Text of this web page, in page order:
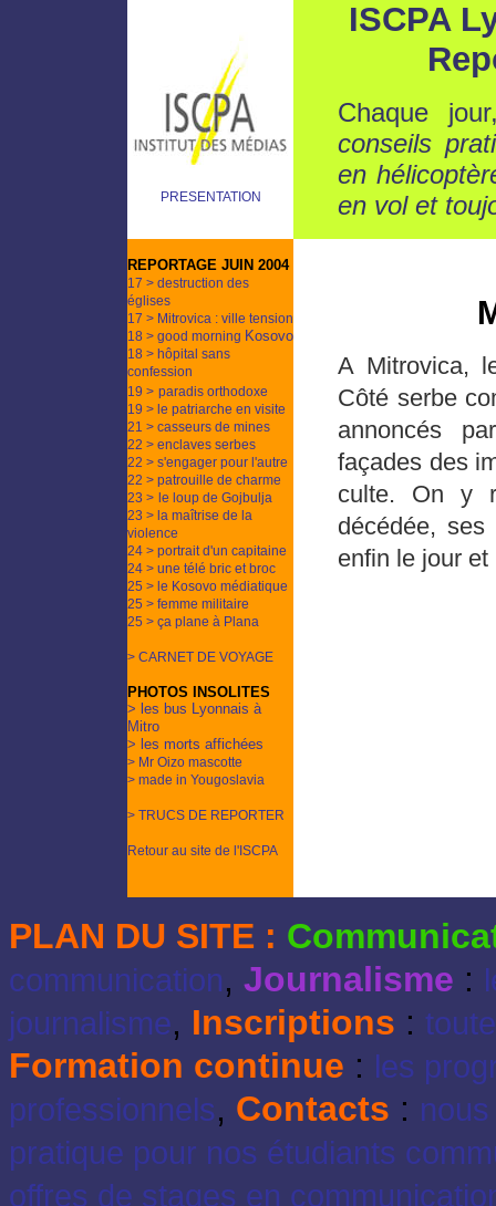
PRESENTATION
ISCPA
Chaque
conseils
en
en vol et
REPORTAGE JUIN 2004
17 > destruction des
églises
17 > Mitrovica : ville tension
18 > good morning Kosovo
18 > hôpital sans
confession
19 > paradis orthodoxe
19 > le patriarche en visite
21 > casseurs de mines
22 > enclaves serbes
22 > s'engager pour l'autre
22 > patrouille de charme
23 > le loup de Gojbulja
23 > la maîtrise de la
violence
24 > portrait d'un capitaine
24 > une télé bric et broc
25 > le Kosovo médiatique
25 > femme militaire
25 > ça plane à Plana
> CARNET DE VOYAGE
PHOTOS INSOLITES
> les bus Lyonnais à
Mitro
> les morts affichées
> Mr Oizo mascotte
> made in Yougoslavia
> TRUCS DE REPORTER
Retour au site de l'ISCPA
A Mitrovica,
Côté serbe
annoncés
façades des
culte. On y
décédée,
enfin le jour et
PLAN DU SITE :
communication, Journalisme :
journalisme, Inscriptions :
Formation continue : les
professionnels, Contacts :
pratique pour nos étudiants
offres de stages en